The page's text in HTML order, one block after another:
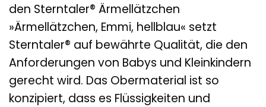
den Sterntaler® Ärmellätzchen
»Ärmellätzchen, Emmi, hellblau« setzt
Sterntaler® auf bewährte Qualität, die den
Anforderungen von Babys und Kleinkindern
gerecht wird. Das Obermaterial ist so
konzipiert, dass es Flüssigkeiten und